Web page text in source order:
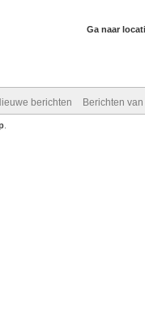
Ga naar
berichten Berichten